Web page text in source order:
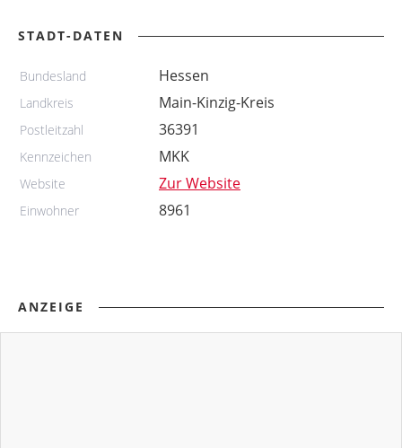
STADT-DATEN
Bundesland Hessen
Landkreis Main-Kinzig-Kreis
Postleitzahl 36391
Kennzeichen MKK
Website Zur Website
Einwohner 8961
ANZEIGE